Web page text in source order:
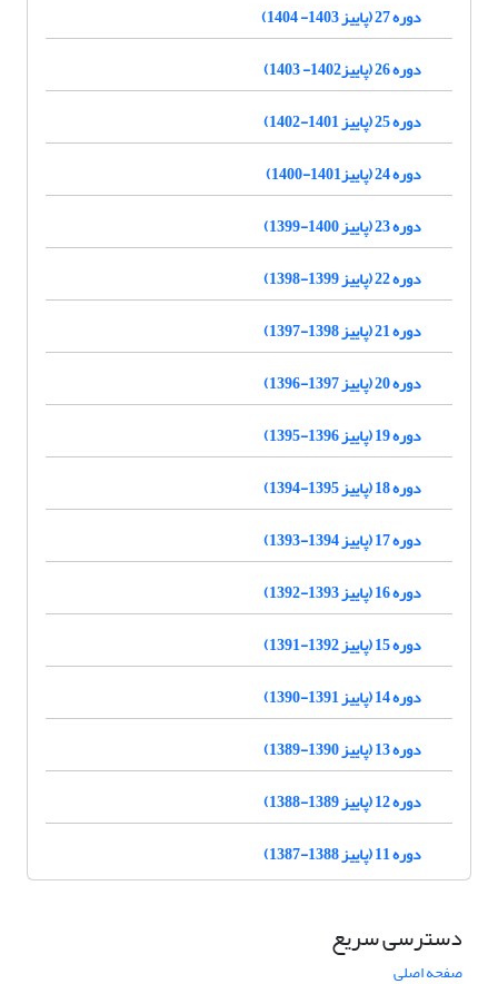
دوره 27 (پاییز 1403- 1404)
دوره 26 (پاییز1402- 1403)
دوره 25 (پاییز 1401-1402)
دوره 24 (پاییز1401-1400)
دوره 23 (پاییز 1400-1399)
دوره 22 (پاییز 1399-1398)
دوره 21 (پاییز 1398-1397)
دوره 20 (پاییز 1397-1396)
دوره 19 (پاییز 1396-1395)
دوره 18 (پاییز 1395-1394)
دوره 17 (پاییز 1394-1393)
دوره 16 (پاییز 1393-1392)
دوره 15 (پاییز 1392-1391)
دوره 14 (پاییز 1391-1390)
دوره 13 (پاییز 1390-1389)
دوره 12 (پاییز 1389-1388)
دوره 11 (پاییز 1388-1387)
دسترسی سریع
صفحه اصلی